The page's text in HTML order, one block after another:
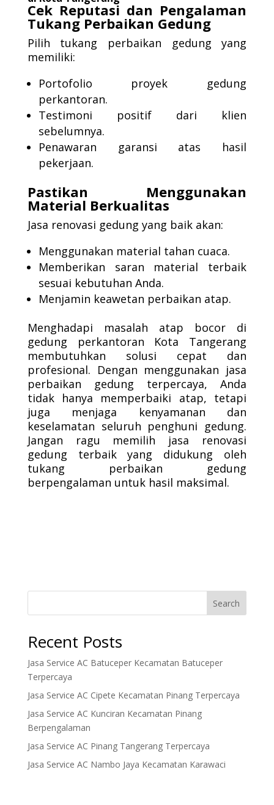
Cek Reputasi dan Pengalaman
Tukang Perbaikan Gedung
Pilih tukang perbaikan gedung yang
memiliki:
Portofolio proyek gedung
perkantoran.
Testimoni positif dari klien
sebelumnya.
Penawaran garansi atas hasil
pekerjaan.
Pastikan Menggunakan
Material Berkualitas
Jasa renovasi gedung yang baik akan:
Menggunakan material tahan cuaca.
Memberikan saran material terbaik
sesuai kebutuhan Anda.
Menjamin keawetan perbaikan atap.
Menghadapi masalah atap bocor di
gedung perkantoran Kota Tangerang
membutuhkan solusi cepat dan
profesional. Dengan menggunakan jasa
perbaikan gedung terpercaya, Anda
tidak hanya memperbaiki atap, tetapi
juga menjaga kenyamanan dan
keselamatan seluruh penghuni gedung.
Jangan ragu memilih jasa renovasi
gedung terbaik yang didukung oleh
tukang perbaikan gedung
berpengalaman untuk hasil maksimal.
Search
Recent Posts
Jasa Service AC Batuceper Kecamatan Batuceper
Terpercaya
Jasa Service AC Cipete Kecamatan Pinang Terpercaya
Jasa Service AC Kunciran Kecamatan Pinang
Berpengalaman
Jasa Service AC Pinang Tangerang Terpercaya
Jasa Service AC Nambo Jaya Kecamatan Karawaci